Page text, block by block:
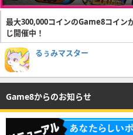
最大300,000コインのGame8コイン
じ開催中！
るぅみマスター
Game8からのお知らせ